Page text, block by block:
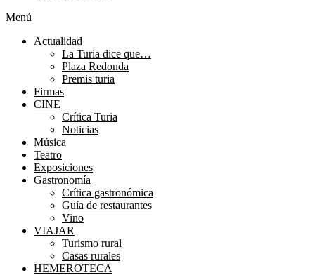
Menú
Actualidad
La Turia dice que…
Plaza Redonda
Premis turia
Firmas
CINE
Crítica Turia
Noticias
Música
Teatro
Exposiciones
Gastronomía
Crítica gastronómica
Guía de restaurantes
Vino
VIAJAR
Turismo rural
Casas rurales
HEMEROTECA